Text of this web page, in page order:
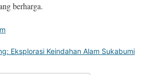
berharga.
Eksplorasi Keindahan Alam Sukabumi